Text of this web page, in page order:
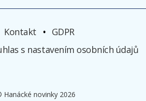
Kontakt
GDPR
s nastavením osobních údajů
Hanácké novinky 2026